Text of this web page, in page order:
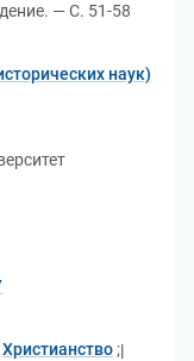
— С. 51-58
наук)
Христианство ;